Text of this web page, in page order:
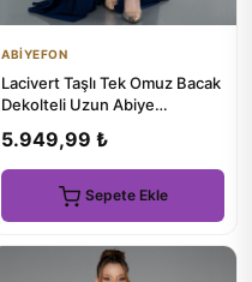
ABİYEFON
Lacivert Taşlı Tek Omuz Bacak
Dekolteli Uzun Abiye
5.949,99 ₺
Sepete Ekle